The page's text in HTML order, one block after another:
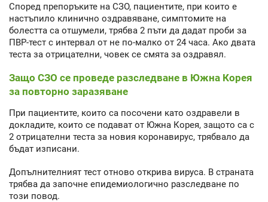
Според препоръките на СЗО, пациентите, при които е
настъпило клинично оздравяване, симптомите на
болестта са отшумели, трябва 2 пъти да дадат проби за
ПВР-тест с интервал от не по-малко от 24 часа. Ако двата
теста за отрицателни, човек се смята за оздравял.
Защо СЗО се проведе разследване в Южна Корея
за повторно заразяване
При пациентите, които са посочени като оздравели в
докладите, които се подават от Южна Корея, защото са с
2 отрицателни теста за новия коронавирус, трябвало да
бъдат изписани.
Допълнителният тест отново открива вируса. В страната
трябва да започне епидемиологично разследване по
този повод.